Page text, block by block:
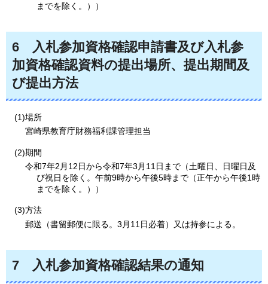
までを除く。））
6
入札参加資格確認申請書及び入札参
加資格確認資料の提出場所、提出期間及
び提出方法
(1)場所
宮崎県教育庁財務福利課管理担当
(2)期間
令和7年2月12日から令和7年3月11日まで（土曜日、日曜日及
び祝日を除く。午前9時から午後5時まで（正午から午後1時
までを除く。））
(3)方法
郵送（書留郵便に限る。3月11日必着）又は持参による。
7 入札参加資格確認結果の通知